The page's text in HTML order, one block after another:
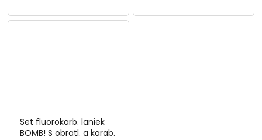
Set fluorokarb. laniek
BOMB! S obratl. a karab.